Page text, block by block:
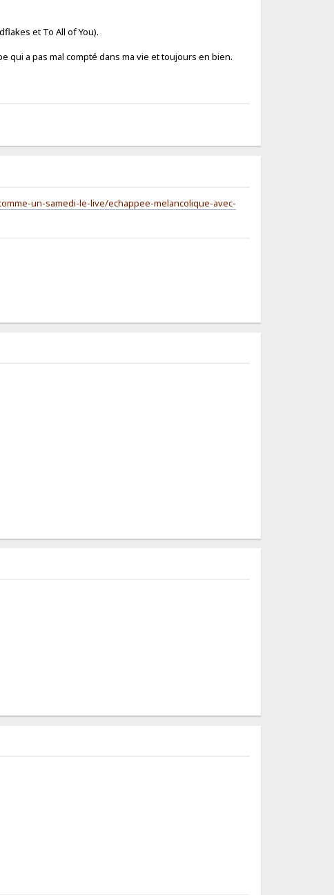
et To All of You).
qui a pas mal compté dans ma vie et toujours en bien.
un-samedi-le-live/echappee-melancolique-avec-